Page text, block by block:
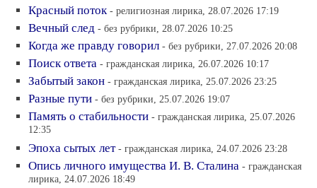
Красный поток - религиозная лирика, 28.07.2026 17:19
Вечный след - без рубрики, 28.07.2026 10:25
Когда же правду говорил - без рубрики, 27.07.2026 20:08
Поиск ответа - гражданская лирика, 26.07.2026 10:17
Забытый закон - гражданская лирика, 25.07.2026 23:25
Разные пути - без рубрики, 25.07.2026 19:07
Память о стабильности - гражданская лирика, 25.07.2026
12:35
Эпоха сытых лет - гражданская лирика, 24.07.2026 23:28
Опись личного имущества И. В. Сталина - гражданская
лирика, 24.07.2026 18:49